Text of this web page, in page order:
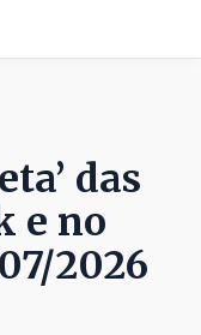
das
e no
2026